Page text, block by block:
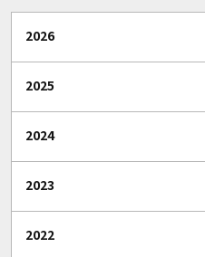
2026
2025
2024
2023
2022